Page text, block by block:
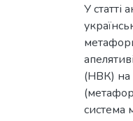
У статті
(НВК) на
система